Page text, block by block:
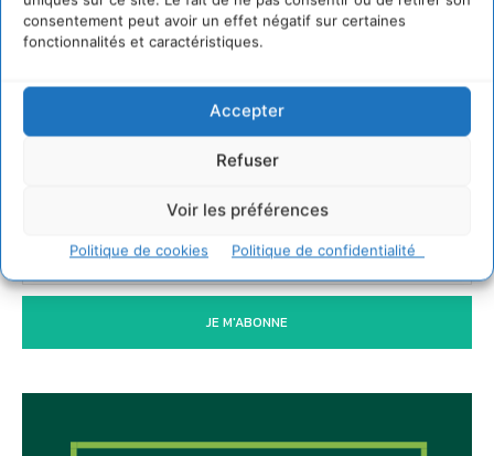
consentement peut avoir un effet négatif sur certaines
fonctionnalités et caractéristiques.
Accepter
Refuser
Voir les préférences
Politique de cookies Politique de confidentialité
IPBES : le « GIEC de la biodiversité » appelle les
entreprises à devenir des alliées du vivant
Newsletter
JE M'ABONNE